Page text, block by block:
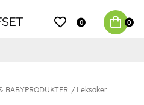
0 0
BABYPRODUKTER Leksaker